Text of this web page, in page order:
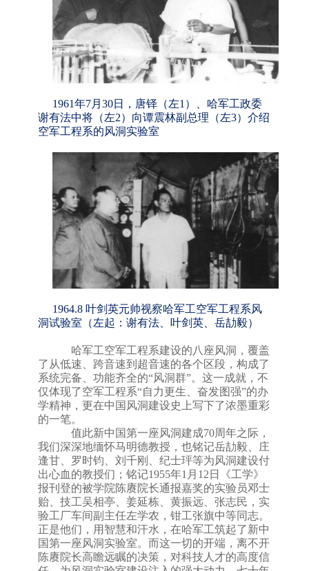
1961年7月30日，唐铎（左1）、哈军工政委
谢有法中将（左2）向谭震林副总理（左3）介绍
空军工程系的风洞实验室
1964.8 叶剑英元帅视察哈军工空军工程系风
洞试验室（左起：谢有法、叶剑英、岳劼毅）
哈军工空军工程系建设的八座风洞， 覆盖
了从低速、跨音速到超音速的各个区段，构成了
系统完备、功能齐全的“风洞群”。这一成就，不
仅体现了空军工程系“自力更生、奋发图强”的办
学精神，更在中国风洞建设史上写下了浓墨重彩
的一笔。
值此新中国第一座风洞建成70周年之际，
我们深深地缅怀马明德教授，也铭记岳劼毅、庄
逢甘、罗时钧、刘千刚、纪士玶等为风洞建设付
出心血的教授们 ；铭记1955年1月12日《工学》
报刊登的被学院陈赓院长通报嘉奖的实验员邓士
贻、技工吴相亭、姜延栋、黄振远、张志民，实
验工厂车间副主任左学农，钳工张旗中等同志。
正是他们，用智慧和汗水，在哈军工筑起了新中
国第一座风洞实验室。而这一切的开端，离不开
陈赓院长高瞻远瞩的决策，对科技人才的高度信